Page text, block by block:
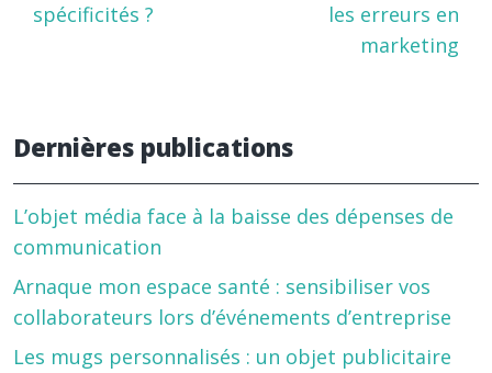
spécificités ?
les erreurs en
marketing
Dernières publications
L’objet média face à la baisse des dépenses de
communication
Arnaque mon espace santé : sensibiliser vos
collaborateurs lors d’événements d’entreprise
Les mugs personnalisés : un objet publicitaire